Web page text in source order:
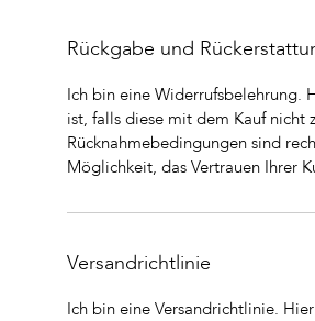
Rückgabe und
Ich bin eine Widerrufsbelehrung.
ist, falls diese mit dem Kauf nicht
Rücknahmebedingungen sind
Möglichkeit, das Vertrauen Ihrer
Versandrichtlinie
Ich bin eine Versandrichtlinie.